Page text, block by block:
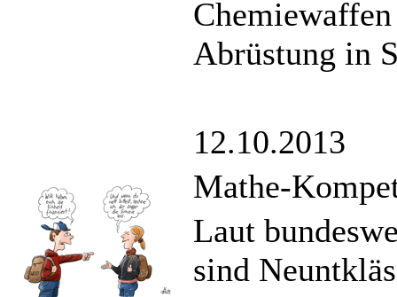
Abrüstung in
12.10.2013
Mathe-
Laut
sind